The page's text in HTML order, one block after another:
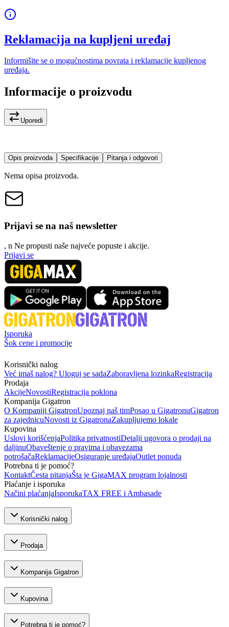
Reklamacija na kupljeni uređaj
Informišite se o mogućnostima povrata i reklamacije kupljenog
uređaja.
Informacije o proizvodu
Uporedi
Opis proizvoda Specifikacije Pitanja i odgovori
Nema opisa proizvoda.
Prijavi se na naš newsletter
, n Ne propusti naše najveće popuste i akcije.
Prijavi se
Isporuka
Šok cene i promocije
Korisnički nalog
Već imaš nalog? Uloguj se sadaZaboravljena lozinkaRegistracija
Prodaja
AkcijeNovostiRegistracija poklona
Kompanija Gigatron
O Kompaniji GigatronUpoznaj naš timPosao u GigatronuGigatron
za zajednicuNovosti iz GigatronaZakupljujemo lokale
Kupovina
Uslovi korišćenjaPolitika privatnostiDetalji ugovora o prodaji na
daljinuObaveštenje o pravima i obavezama
potrošačaReklamacijeOsiguranje uređajaOutlet ponuda
Potrebna ti je pomoć?
KontaktČesta pitanjaŠta je GigaMAX program lojalnosti
Plaćanje i isporuka
Načini plaćanjaIsporukaTAX FREE i Ambasade
Korisnički nalog
Prodaja
Kompanija Gigatron
Kupovina
Potrebna ti je pomoć?